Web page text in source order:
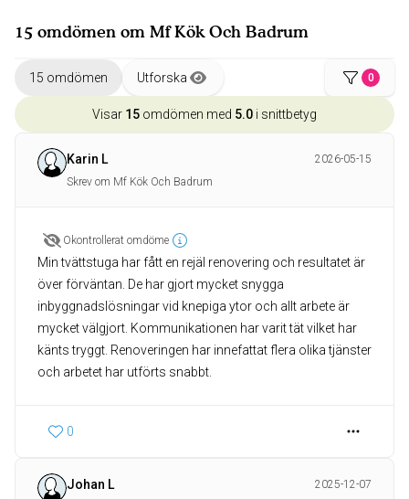
15 omdömen om Mf Kök Och Badrum
15 omdömen Utforska 0
Visar 15 omdömen med 5.0 i snittbetyg
Karin L
2026-05-15
Skrev om Mf Kök Och Badrum
Okontrollerat omdöme
Min tvättstuga har fått en rejäl renovering och resultatet är
över förväntan. De har gjort mycket snygga
inbyggnadslösningar vid knepiga ytor och allt arbete är
mycket välgjort. Kommunikationen har varit tät vilket har
känts tryggt. Renoveringen har innefattat flera olika tjänster
och arbetet har utförts snabbt.
0
Johan L
2025-12-07